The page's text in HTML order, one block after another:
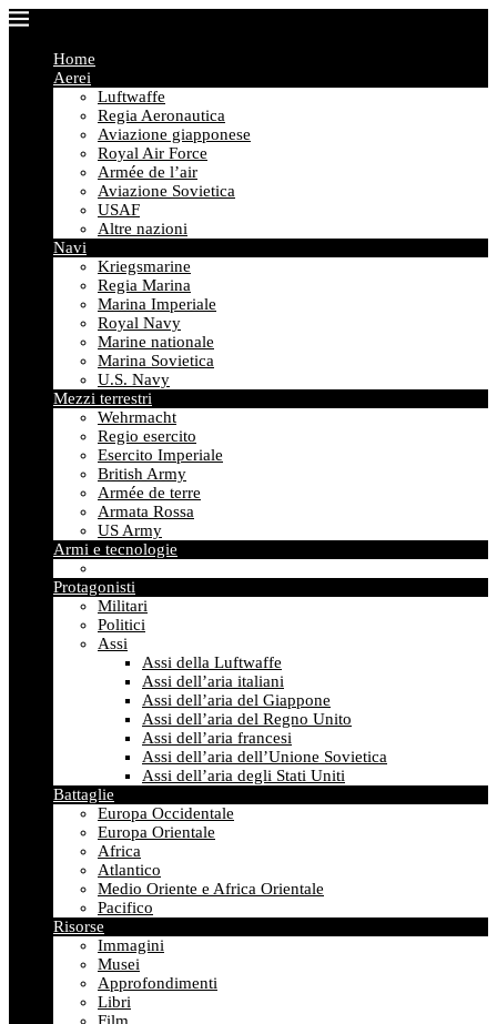
Home
Aerei
Luftwaffe
Regia Aeronautica
Aviazione giapponese
Royal Air Force
Armée de l’air
Aviazione Sovietica
USAF
Altre nazioni
Navi
Kriegsmarine
Regia Marina
Marina Imperiale
Royal Navy
Marine nationale
Marina Sovietica
U.S. Navy
Mezzi terrestri
Wehrmacht
Regio esercito
Esercito Imperiale
British Army
Armée de terre
Armata Rossa
US Army
Armi e tecnologie
Protagonisti
Militari
Politici
Assi
Assi della Luftwaffe
Assi dell’aria italiani
Assi dell’aria del Giappone
Assi dell’aria del Regno Unito
Assi dell’aria francesi
Assi dell’aria dell’Unione Sovietica
Assi dell’aria degli Stati Uniti
Battaglie
Europa Occidentale
Europa Orientale
Africa
Atlantico
Medio Oriente e Africa Orientale
Pacifico
Risorse
Immagini
Musei
Approfondimenti
Libri